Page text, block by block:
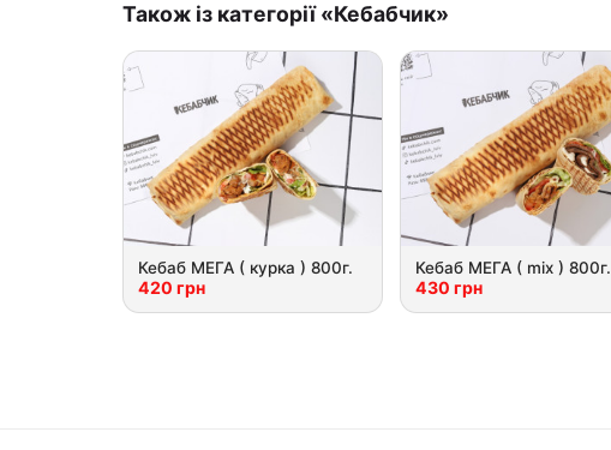
Також із категорії «Кебабчик»
Кебаб МЕГА ( курка ) 800г.
420 грн
Кебаб МЕГА ( mix ) 800г.
430 грн